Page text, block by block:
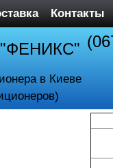
Контакты
в Киеве